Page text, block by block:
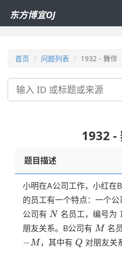
东方博宜OJ
首页 问题列表 1932 - 舞伴
搜
1932 -
题目描述
小明在A公司工作，小红在
的员工有一个特点：一个
公司有 N
N 名员工，编号为 1
朋友关系。B公司有 M
M 名
−M ，其中有 Q
Q 对朋友关